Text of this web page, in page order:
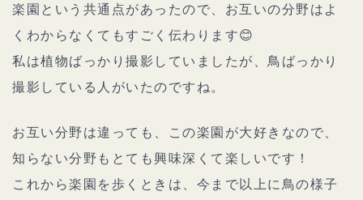
楽園という共通点があったので、お互いの分野はよ
くわからなくてもすごく伝わります😊
私は植物ばっかり撮影していましたが、鳥ばっかり
撮影している人がいたのですね。
お互い分野は違っても、この楽園が大好きなので、
知らない分野もとても興味深くて楽しいです！
これから楽園を歩くときは、今まで以上に鳥の様子